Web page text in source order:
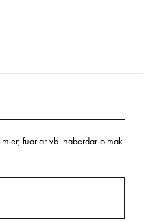
fuarlar vb. haberdar olmak